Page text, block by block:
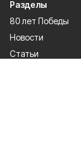
Разделы
80 лет Победы
Новости
Статьи